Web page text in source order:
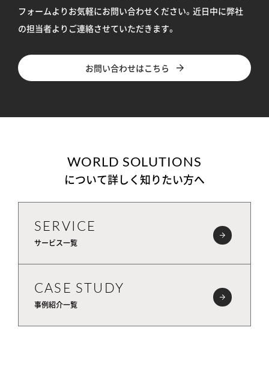
フォームよりお気軽にお問い合わせください。 近日中に弊社
の担当者よりご連絡させていただきます。
お問い合わせはこちら
WORLD SOLUTIONS
について詳しく知りたい方へ
SERVICE
サービス一覧
CASE STUDY
事例紹介一覧